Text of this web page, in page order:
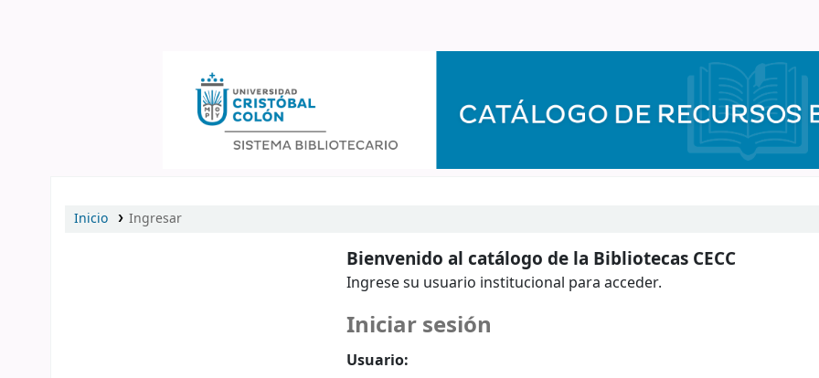
Inicio Ingresar
Bienvenido al catálogo de la Bibliotecas CECC
Ingrese su usuario institucional para acceder.
Iniciar sesión
Usuario: